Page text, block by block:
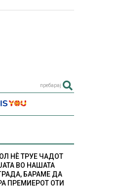
пребарај
НÈ ТРУЕ ЧАДОТ
ВО НАШАТА
БАРАМЕ ДА
ПРЕМИЕРОТ ОТИ